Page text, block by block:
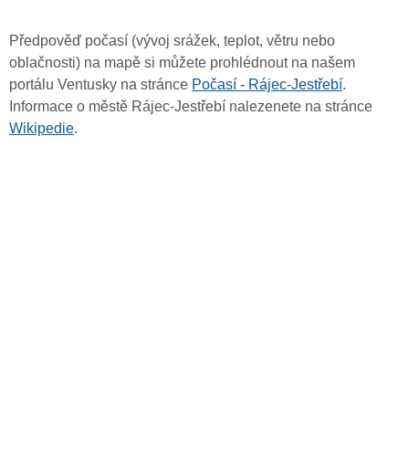
Předpověď počasí (vývoj srážek, teplot, větru nebo
oblačnosti) na mapě si můžete prohlédnout na našem
portálu Ventusky na stránce Počasí - Rájec-Jestřebí.
Informace o městě Rájec-Jestřebí nalezenete na stránce
Wikipedie.